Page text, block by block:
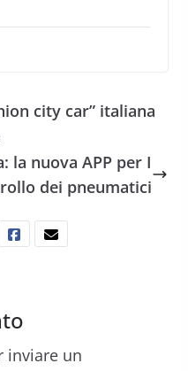
city car” italiana
la nuova APP per I
dei pneumatici
inviare un